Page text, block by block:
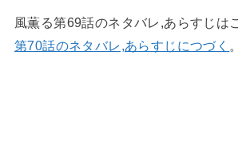
風薫る第69話のネタバレ,あらすじは
第70話のネタバレ,あらすじにつづく